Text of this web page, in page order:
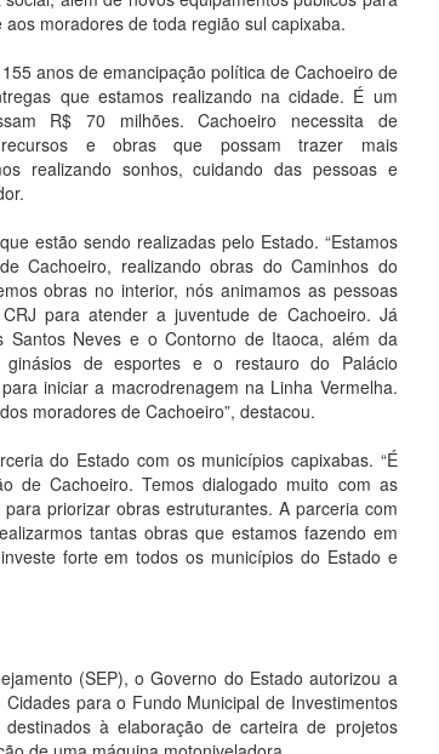
moradores de toda região sul capixaba.
anos de emancipação política de Cachoeiro de
que estamos realizando na cidade. É um
R$ 70 milhões. Cachoeiro necessita de
e obras que possam trazer mais
realizando sonhos, cuidando das pessoas e
estão sendo realizadas pelo Estado. “Estamos
Cachoeiro, realizando obras do Caminhos do
obras no interior, nós animamos as pessoas
para atender a juventude de Cachoeiro. Já
Santos Neves e o Contorno de Itaoca, além da
de esportes e o restauro do Palácio
iniciar a macrodrenagem na Linha Vermelha.
moradores de Cachoeiro”, destacou.
do Estado com os municípios capixabas. “É
de Cachoeiro. Temos dialogado muito com as
priorizar obras estruturantes. A parceria com
tantas obras que estamos fazendo em
forte em todos os municípios do Estado e
(SEP), o Governo do Estado autorizou a
para o Fundo Municipal de Investimentos
à elaboração de carteira de projetos